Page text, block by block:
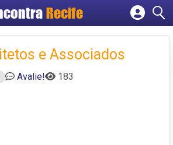
Recife
Cadastrar empresa
Criar conta
e Associados
Avalie! 183